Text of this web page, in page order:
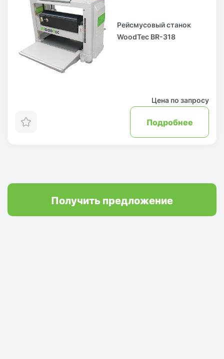
Рейсмусовый станок
WoodTec BR-318
Цена по запросу
Подробнее
Получить предложение